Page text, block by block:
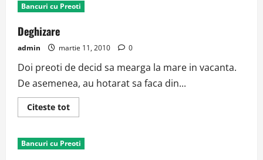
Bancuri cu Preoti
Deghizare
admin martie 11, 2010 0
Doi preoti de decid sa mearga la mare in vacanta.
De asemenea, au hotarat sa faca din...
Citeste totRead
more
Bancuri cu Preoti